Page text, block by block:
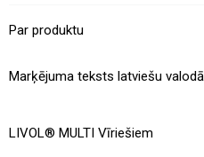
Par produktu
Marķējuma teksts latviešu valodā
LIVOL® MULTI Vīriešiem